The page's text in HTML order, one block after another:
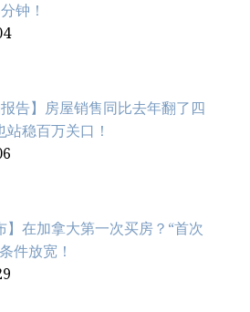
钟！
报告】房屋销售同比去年翻了四
站稳百万关口！
】在加拿大第一次买房？“首次
件放宽！